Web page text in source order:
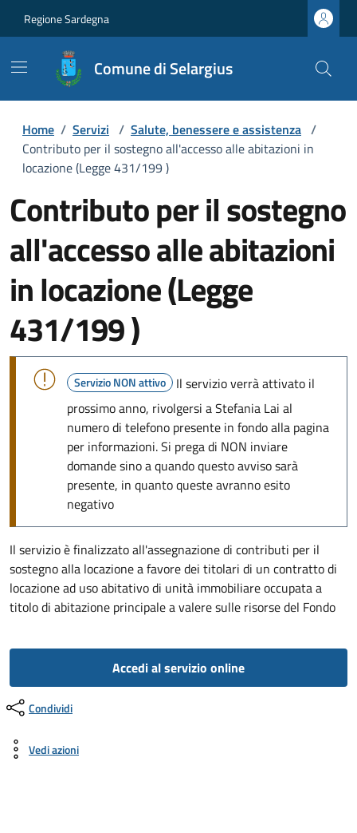
Regione Sardegna
Comune di Selargius
Home / Servizi / Salute, benessere e assistenza /
Contributo per il sostegno all'accesso alle abitazioni in
locazione (Legge 431/199 )
Contributo per il sostegno
all'accesso alle abitazioni
in locazione (Legge
431/199 )
Servizio NON attivo
Il servizio verrà attivato il
prossimo anno, rivolgersi a Stefania Lai al
numero di telefono presente in fondo alla pagina
per informazioni. Si prega di NON inviare
domande sino a quando questo avviso sarà
presente, in quanto queste avranno esito
negativo
Il servizio è finalizzato all'assegnazione di contributi per il
sostegno alla locazione a favore dei titolari di un contratto di
locazione ad uso abitativo di unità immobiliare occupata a
titolo di abitazione principale a valere sulle risorse del Fondo
Accedi al servizio online
Condividi
Vedi azioni